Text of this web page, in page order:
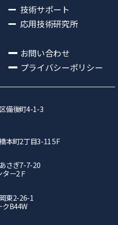
技術サポート
応用技術研究所
お問い合わせ
プライバシーポリシー
備後町4-1-3
本町2丁目3-11 5F
さぎ7-7-20
ー2Ｆ
東2-26-1
クB44W